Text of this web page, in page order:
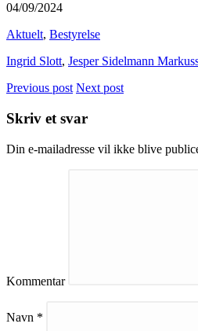
04/09/2024
Aktuelt, Bestyrelse
Ingrid Slott, Jesper Sidelmann
Previous post Next post
Skriv et svar
Din e-mailadresse vil ikke blive
Kommentar
Navn *